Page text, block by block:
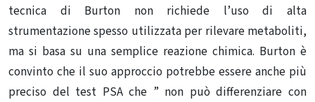
tecnica di Burton non richiede l’uso di alta
strumentazione spesso utilizzata per rilevare metaboliti,
ma si basa su una semplice reazione chimica. Burton è
convinto che il suo approccio potrebbe essere anche più
preciso del test PSA che ” non può differenziare con